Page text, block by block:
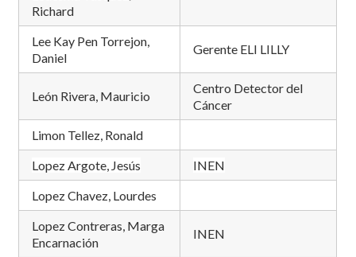
Richard
Lee Kay Pen Torrejon,
Daniel
Gerente ELI LILLY
León Rivera, Mauricio
Centro Detector del
Cáncer
Limon Tellez, Ronald
Lopez Argote, Jesús
INEN
Lopez Chavez, Lourdes
Lopez Contreras, Marga
Encarnación
INEN